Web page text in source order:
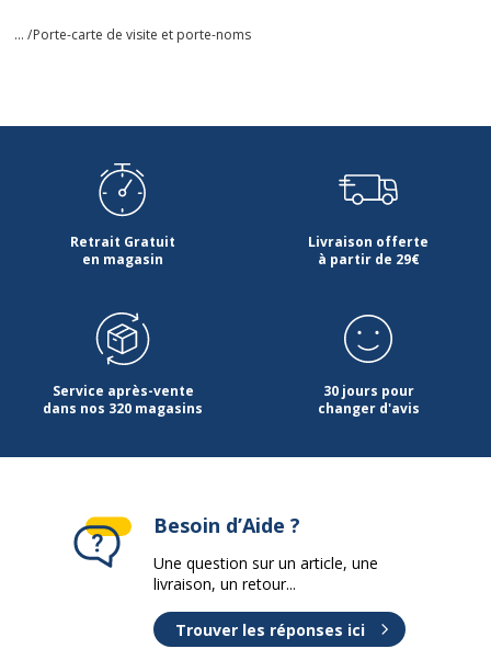
... /Porte-carte de visite et porte-noms
Retrait Gratuit
en magasin
Livraison offerte
à partir de 29€
Service après-vente
dans nos 320 magasins
30 jours pour
changer d'avis
Besoin d’Aide ?
Une question sur un article, une
livraison, un retour...
Trouver les réponses ici